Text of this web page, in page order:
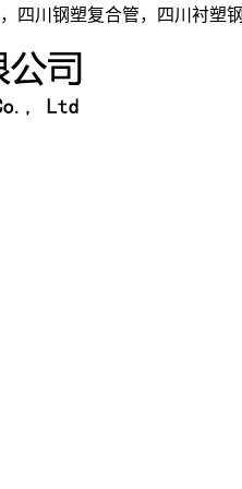
，四川钢塑复合管，四川衬塑